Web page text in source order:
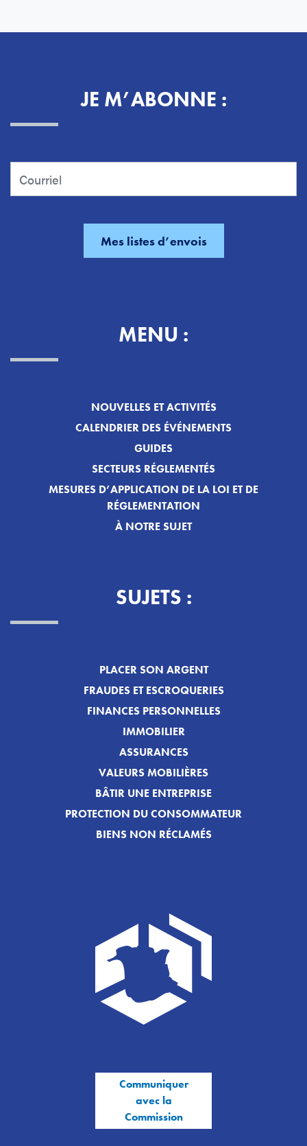
JE M’ABONNE :
MENU :
NOUVELLES ET ACTIVITÉS
CALENDRIER DES ÉVÉNEMENTS
GUIDES
SECTEURS RÉGLEMENTÉS
MESURES D’APPLICATION DE LA LOI ET DE
RÉGLEMENTATION
À NOTRE SUJET
SUJETS :
PLACER SON ARGENT
FRAUDES ET ESCROQUERIES
FINANCES PERSONNELLES
IMMOBILIER
ASSURANCES
VALEURS MOBILIÈRES
BÂTIR UNE ENTREPRISE
PROTECTION DU CONSOMMATEUR
BIENS NON RÉCLAMÉS
Communiquer
avec la
Commission